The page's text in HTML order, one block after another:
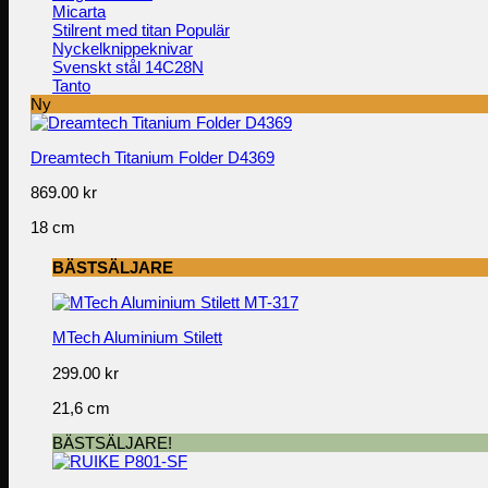
Micarta
Stilrent med titan
Nyckelknippeknivar
Svenskt stål 14C28N
Tanto
Ny
Dreamtech Titanium Folder D4369
869.00 kr
18 cm
BÄSTSÄLJARE
MTech Aluminium Stilett
299.00 kr
21,6 cm
BÄSTSÄLJARE!